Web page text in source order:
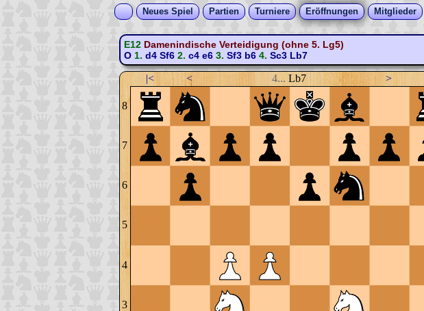
Neues Spiel Partien Turniere Eröffnungen Mitglieder
E12 Damenindische Verteidigung (ohne 5. Lg5)
O1. d4 Sf62. c4 e63. Sf3 b64. Sc3 Lb7
|< < 4... Lb7 >
8
7
6
5
4
3